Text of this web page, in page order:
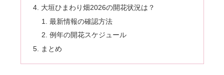
大垣ひまわり畑2026の開花状況は？
最新情報の確認方法
例年の開花スケジュール
まとめ